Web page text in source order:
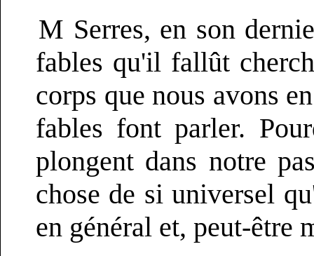
M Serres, en son
fables qu'il fallût
corps que nous avons
fables font parler.
plongent dans notre
chose de si universel
en général et, peut-être